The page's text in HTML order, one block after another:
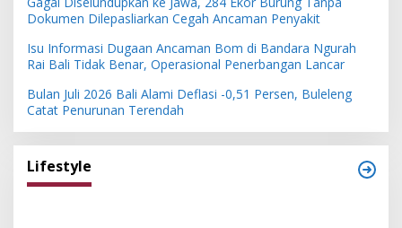
Dokumen Dilepasliarkan Cegah Ancaman Penyakit
Isu Informasi Dugaan Ancaman Bom di Bandara Ngurah
Rai Bali Tidak Benar, Operasional Penerbangan Lancar
Bulan Juli 2026 Bali Alami Deflasi -0,51 Persen, Buleleng
Catat Penurunan Terendah
Lifestyle